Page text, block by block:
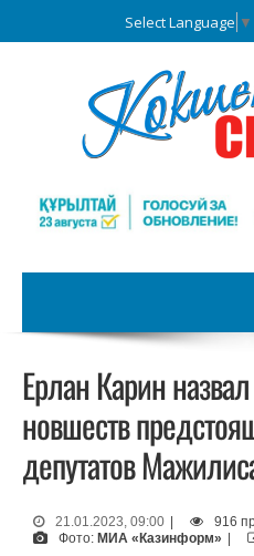
Select Language ▼
Ерлан Карин
новшеств
депутатов
21.01.2023, 09:00 916
Фото: МИА «Казинформ»